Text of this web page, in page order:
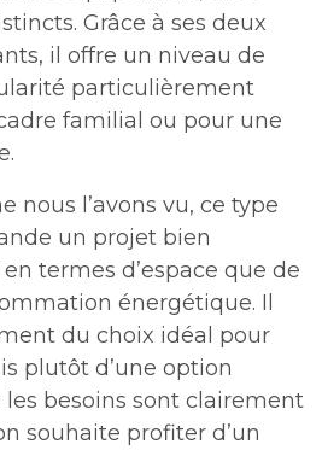
Grâce à ses deux
il offre un niveau de
particulièrement
familial ou pour une
nous l’avons vu, ce type
un projet bien
termes d’espace que de
énergétique. Il
du choix idéal pour
plutôt d’une option
besoins sont clairement
souhaite profiter d’un